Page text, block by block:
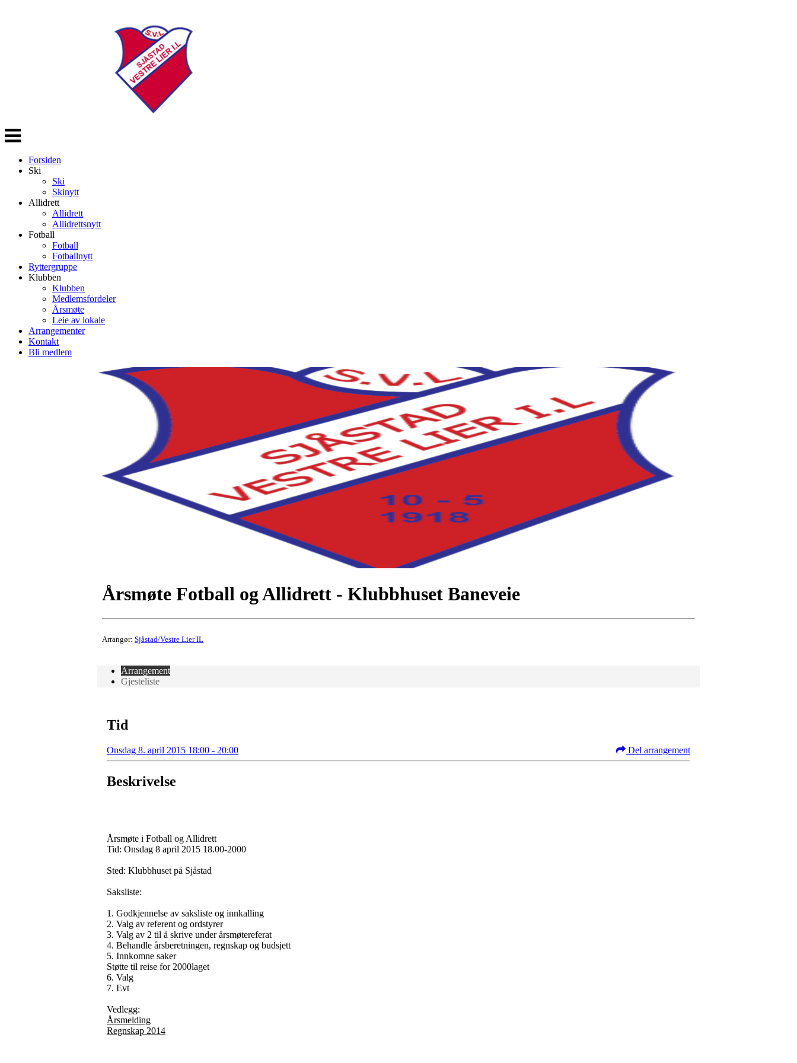
Veksle
navigasjon
Forsiden
Ski
Ski
Skinytt
Allidrett
Allidrett
Allidrettsnytt
Fotball
Fotball
Fotballnytt
Ryttergruppe
Klubben
Klubben
Medlemsfordeler
Årsmøte
Leie av lokale
Arrangementer
Kontakt
Bli medlem
Årsmøte Fotball og Allidrett - Klubbhuset Baneveie
Arrangør: Sjåstad/Vestre Lier IL
Arrangement
Gjesteliste
Tid
Onsdag 8. april 2015 18:00 - 20:00 Del arrangement
Beskrivelse
Årsmøte i Fotball og Allidrett
Tid: Onsdag 8 april 2015 18.00-2000
Sted: Klubbhuset på Sjåstad
Saksliste:
1. Godkjennelse av saksliste og innkalling
2. Valg av referent og ordstyrer
3. Valg av 2 til å skrive under årsmøtereferat
4. Behandle årsberetningen, regnskap og budsjett
5. Innkomne saker
Støtte til reise for 2000laget
6. Valg
7. Evt
Vedlegg:
Årsmelding
Regnskap 2014